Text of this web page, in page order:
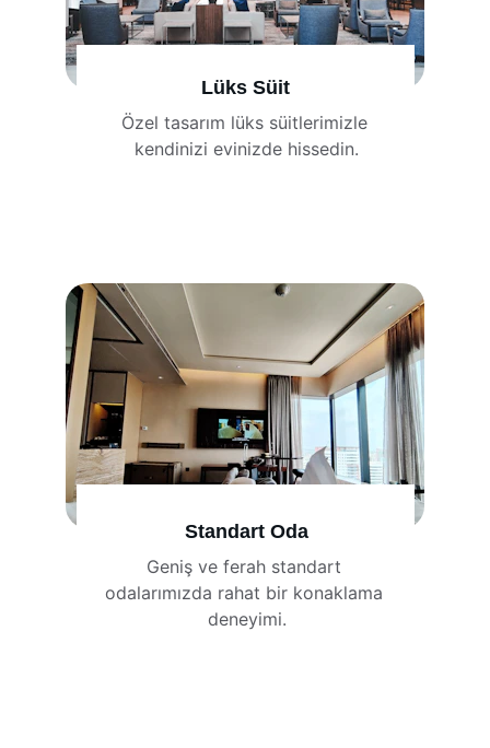
Standart Oda
Geniş ve ferah standart
odalarımızda rahat bir konaklama
deneyimi.
Lüks Süit
Özel tasarım lüks süitlerimizle
kendinizi evinizde hissedin.